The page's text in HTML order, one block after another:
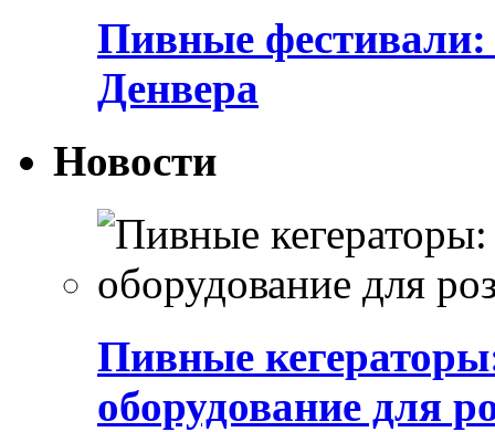
Пивные фестивали:
Денвера
Новости
Пивные
оборудование для